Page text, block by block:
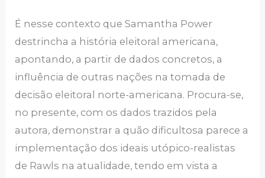
É nesse contexto que Samantha Power
destrincha a história eleitoral americana,
apontando, a partir de dados concretos, a
influência de outras nações na tomada de
decisão eleitoral norte-americana. Procura-se,
no presente, com os dados trazidos pela
autora, demonstrar a quão dificultosa parece a
implementação dos ideais utópico-realistas
de Rawls na atualidade, tendo em vista a